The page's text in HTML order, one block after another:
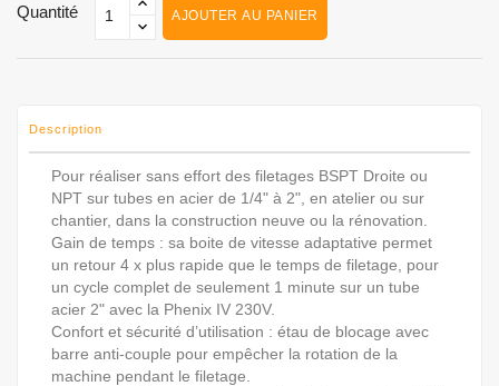
Quantité AJOUTER AU PANIER
Description
Pour réaliser sans effort des filetages BSPT Droite ou
NPT sur tubes en acier de 1/4" à 2", en atelier ou sur
chantier, dans la construction neuve ou la rénovation.
Gain de temps : sa boite de vitesse adaptative permet
un retour 4 x plus rapide que le temps de filetage, pour
un cycle complet de seulement 1 minute sur un tube
acier 2" avec la Phenix IV 230V.
Confort et sécurité d’utilisation : étau de blocage avec
barre anti-couple pour empêcher la rotation de la
machine pendant le filetage.